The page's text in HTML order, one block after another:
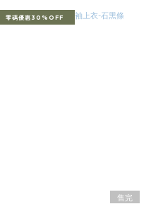
零碼優惠30%OFF
售完